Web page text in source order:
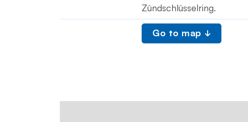
Zündschlüsselring.
Go to map